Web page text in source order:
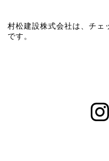
村松建設株式会社は、チェ
です。